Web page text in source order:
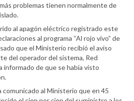
problemas tienen normalmente de
al apagón eléctrico registrado este
al programa “Al rojo vivo” de
que el Ministerio recibió el aviso
del operador del sistema, Red
informado de que se había visto
comunicado al Ministerio que en 45